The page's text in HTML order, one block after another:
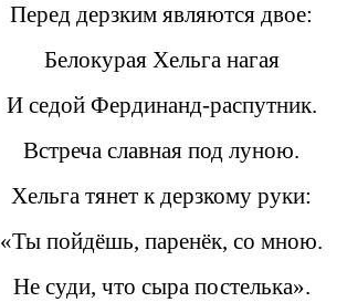
Перед дерзким являются двое:
Белокурая Хельга нагая
И седой Фердинанд-распутник.
Встреча славная под луною.
Хельга тянет к дерзкому руки:
«Ты пойдёшь, паренёк, со мною.
Не суди, что сыра постелька».